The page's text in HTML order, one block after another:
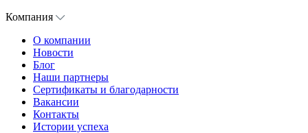
Компания
О компании
Новости
Блог
Наши партнеры
Сертификаты и благодарности
Вакансии
Контакты
Истории успеха